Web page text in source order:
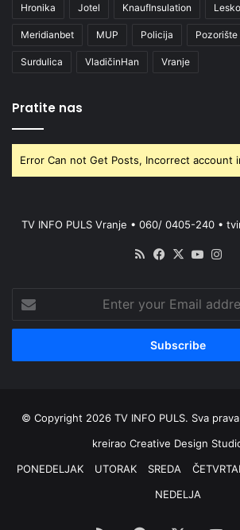
Hronika Jotel KnaufInsulation
Meridianbet MUP Policija Pozorište
Surdulica VladičinHan Vranje
Pratite nas
Error Can not Get Posts, Incorrect account
TV INFO PULS Vranje • 060/ 0405-240 •
RSS Facebook
X
your
Email
© Copyright 2026 TV INFO PULS. Sva
kreirao Creative Design
PONEDELJAK
UTORAK SREDA
NEDELJA